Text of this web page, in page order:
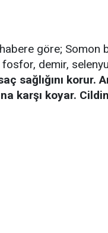
göre; Somon
demir,
sağlığını korur.
karşı koyar.